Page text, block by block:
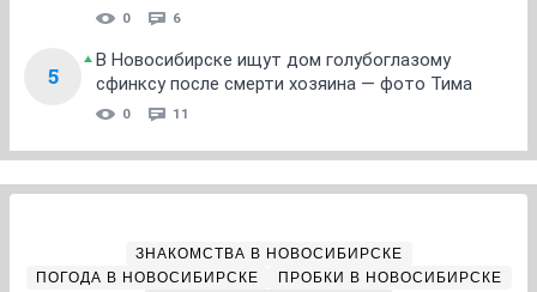
0 6
5
В Новосибирске ищут дом голубоглазому
сфинксу после смерти хозяина — фото Тима
0 11
ЗНАКОМСТВА В НОВОСИБИРСКЕ
ПОГОДА В НОВОСИБИРСКЕ
ПРОБКИ В НОВОСИБИРСКЕ